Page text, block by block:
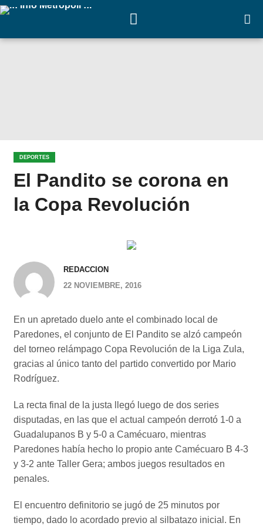
DEPORTES
El Pandito se corona en
la Copa Revolución
REDACCION
22 NOVIEMBRE, 2016
En un apretado duelo ante el combinado local de
Paredones, el conjunto de El Pandito se alzó campeón
del torneo relámpago Copa Revolución de la Liga Zula,
gracias al único tanto del partido convertido por Mario
Rodríguez.
La recta final de la justa llegó luego de dos series
disputadas, en las que el actual campeón derrotó 1-0 a
Guadalupanos B y 5-0 a Camécuaro, mientras
Paredones había hecho lo propio ante Camécuaro B 4-3
y 3-2 ante Taller Gera; ambos juegos resultados en
penales.
El encuentro definitorio se jugó de 25 minutos por
tiempo, dado lo acordado previo al silbatazo inicial. En